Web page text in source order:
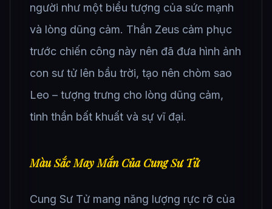
người như một biểu tượng của sức mạnh
và lòng dũng cảm. Thần Zeus cảm phục
trước chiến công này nên đã đưa hình ảnh
con sư tử lên bầu trời, tạo nên chòm sao
Leo – tượng trưng cho lòng dũng cảm,
tinh thần bất khuất và sự vĩ đại.
Màu Sắc May Mắn Của Cung Sư Tử
Cung Sư Tử mang năng lượng rực rỡ của